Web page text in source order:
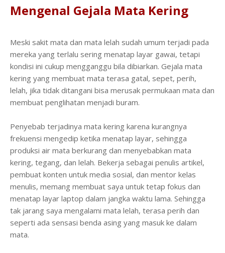
Mengenal Gejala Mata Kering
Meski sakit mata dan mata lelah sudah umum terjadi pada
mereka yang terlalu sering menatap layar gawai, tetapi
kondisi ini cukup mengganggu bila dibiarkan. Gejala mata
kering yang membuat mata terasa gatal, sepet, perih,
lelah, jika tidak ditangani bisa merusak permukaan mata dan
membuat penglihatan menjadi buram.
Penyebab terjadinya mata kering karena kurangnya
frekuensi mengedip ketika menatap layar, sehingga
produksi air mata berkurang dan menyebabkan mata
kering, tegang, dan lelah. Bekerja sebagai penulis artikel,
pembuat konten untuk media sosial, dan mentor kelas
menulis, memang membuat saya untuk tetap fokus dan
menatap layar laptop dalam jangka waktu lama. Sehingga
tak jarang saya mengalami mata lelah, terasa perih dan
seperti ada sensasi benda asing yang masuk ke dalam
mata.